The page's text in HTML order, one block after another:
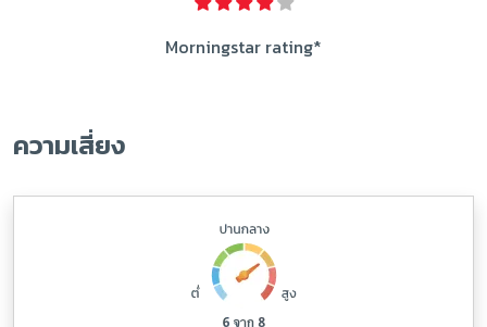
Morningstar rating*
ความเสี่ยง